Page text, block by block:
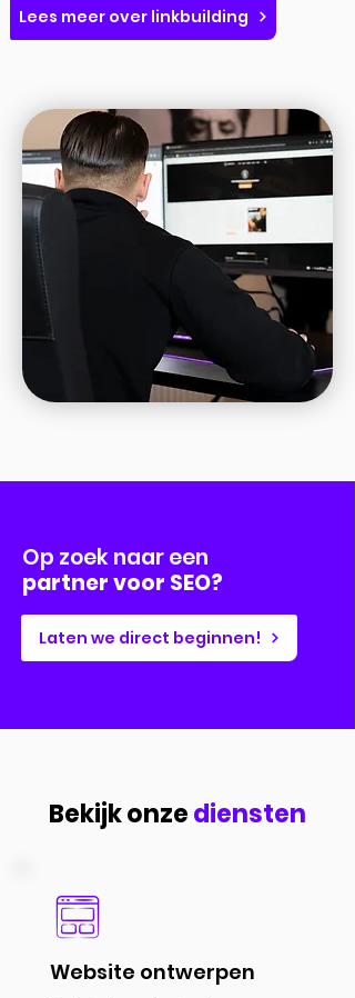
Lees meer over linkbuilding
Op zoek naar een
partner voor SEO?
Laten we direct beginnen!
Bekijk onzediensten
Website ontwerpen